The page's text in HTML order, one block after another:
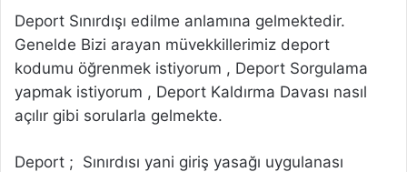
Deport Sınırdışı edilme anlamına gelmektedir.
Genelde Bizi arayan müvekkillerimiz deport
kodumu öğrenmek istiyorum , Deport Sorgulama
yapmak istiyorum , Deport Kaldırma Davası nasıl
açılır gibi sorularla gelmekte.
Deport ; Sınırdısı yani giriş yasağı uygulanası